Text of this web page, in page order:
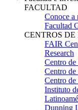
FACULTAD
Conoce a
Facultad
CENTROS
FAIR
Research
Centro
Centro
Centro de
Instituto
Dunning